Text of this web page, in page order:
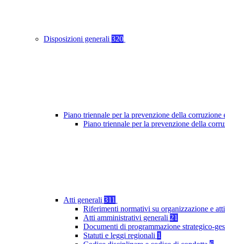
Disposizioni generali 320
Piano triennale per la prevenzione della corruzione
Piano triennale per la prevenzione della
Atti generali 311
Riferimenti normativi su organizzazione e
Atti amministrativi generali 21
Documenti di programmazione strategico-
Statuti e leggi regionali 1